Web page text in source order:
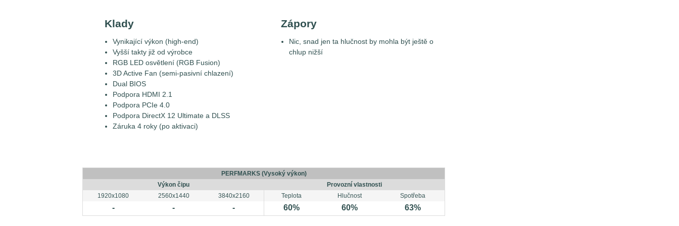
Klady Zápory
Vynikající výkon (high-end)
Vyšší takty již od výrobce
RGB LED osvětlení (RGB Fusion)
3D Active Fan (semi-pasivní chlazení)
Dual BIOS
Podpora HDMI 2.1
Podpora PCIe 4.0
Podpora DirectX 12 Ultimate a DLSS
Záruka 4 roky (po aktivaci)
Nic, snad jen ta hlučnost by mohla být ještě o
chlup nižší
PERFMARKS (Vysoký výkon)
Výkon čipu
Provozní vlastnosti
1920x1080
2560x1440 3840x2160 Teplota Hlučnost Spotřeba
- - - 60% 60% 63%